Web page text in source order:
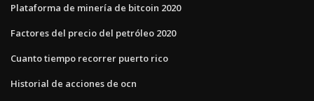
Plataforma de minería de bitcoin 2020
Factores del precio del petróleo 2020
Cuanto tiempo recorrer puerto rico
Historial de acciones de ocn